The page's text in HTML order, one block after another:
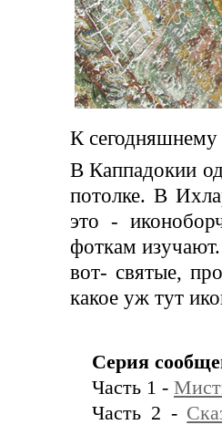
К
В Каппадокии
потолке. В
это -
фоткам
вот- святые,
какое уж тут
Серия
Часть 1 -
Часть 2 -